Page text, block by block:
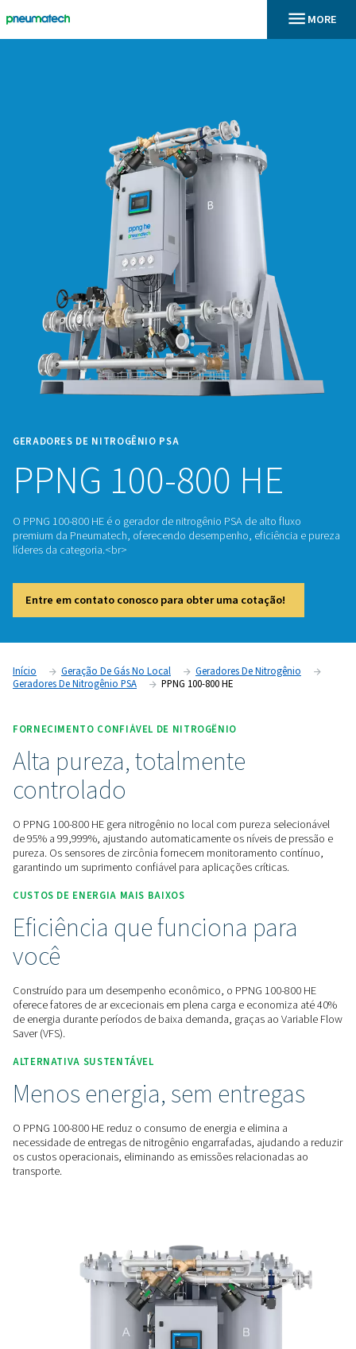
GERADORES DE NITROGÊNIO PSA
PPNG 100-800 HE
premium da Pneumatech, oferecendo desempenho,
líderes da categoria.<br>
Entre em contato conosco para obter uma cotação!
Início Geração De Gás No Local
Geradores De
Geradores De Nitrogênio PSA
PPNG 100-800 HE
Alta pureza, totalmente
controlado
O PPNG 100-800 HE gera nitrogênio no local com pureza
pureza. Os sensores de zircônia fornecem monitoramento
garantindo um suprimento confiável para aplicações
Eficiência que funciona
oferece fatores de ar excecionais em plena carga e
de energia durante períodos de baixa demanda, graças ao
ALTERNATIVA SUSTENTÁVEL